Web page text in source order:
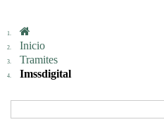
Inicio
Tramites
Imssdigital